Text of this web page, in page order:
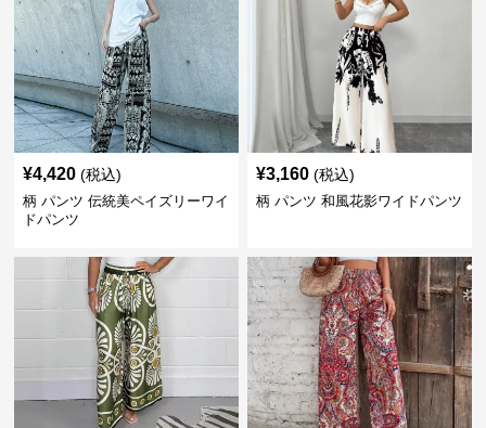
¥4,420 (税込)
柄 パンツ 伝統美ペイズリーワイ
ドパンツ
¥3,160 (税込)
柄 パンツ 和風花影ワイドパンツ